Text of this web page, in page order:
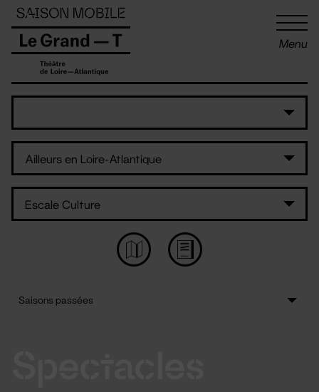
Menu
Panneau de gestion des cookies